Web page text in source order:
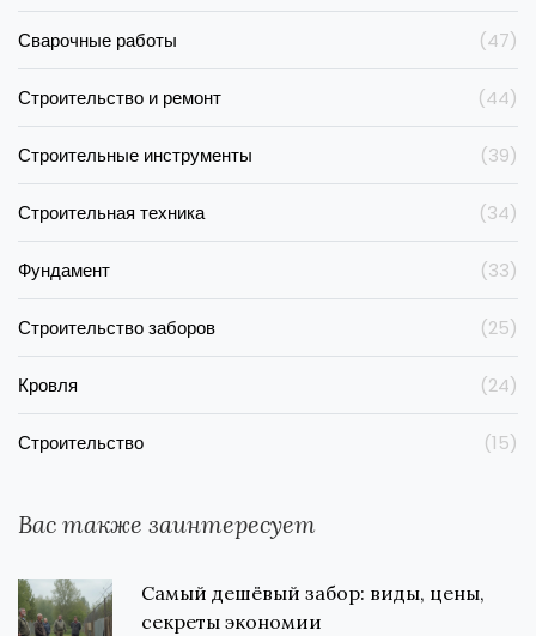
Сварочные работы (47)
Строительство и ремонт (44)
Строительные инструменты (39)
Строительная техника (34)
Фундамент (33)
Строительство заборов (25)
Кровля (24)
Строительство (15)
Вас также заинтересует
Самый дешёвый забор: виды, цены,
секреты экономии